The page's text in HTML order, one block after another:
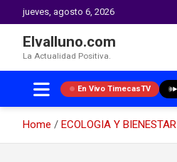
jueves, agosto 6, 2026
Elvalluno.com
La Actualidad Positiva.
En Vivo TimecasTV
Home ECOLOGIA Y BIENESTAR